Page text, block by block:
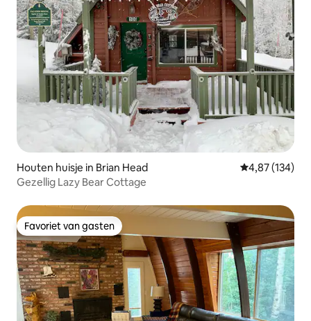
Houten huisje in Brian Head Gemiddelde
4,87 (134)
Gezellig Lazy Bear Cottage
Favoriet van gasten
Favoriet van gasten